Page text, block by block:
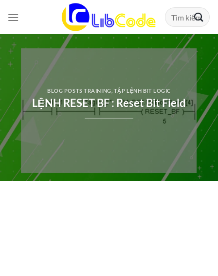
đến
dung
Tìm
kiếm:
BLOG POSTS TRAINING TẬP LỆNH BIT LOGIC
LỆNH RESET BF : Reset Bit Field